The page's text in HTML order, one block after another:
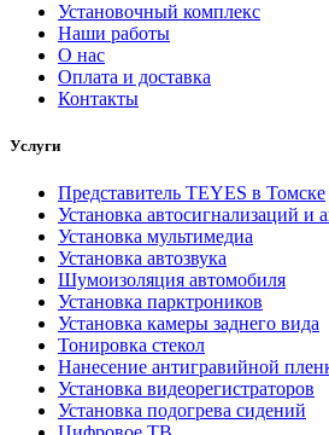
Установочный комплекс
Наши работы
О нас
Оплата и доставка
Контакты
Услуги
Представитель TEYES в Томске
Установка автосигнализаций и
Установка мультимедиа
Установка автозвука
Шумоизоляция автомобиля
Установка парктроников
Установка камеры заднего вида
Тонировка стекол
Нанесение антигравийной
Установка видеорегистраторов
Установка подогрева сидений